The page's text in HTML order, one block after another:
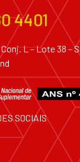
4401
L – Lote 38 –
SOCIAIS